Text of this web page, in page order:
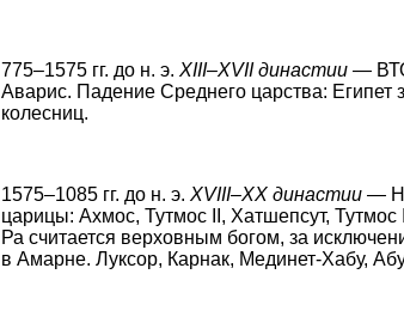
775–1575 гг. до н. э. XIII–XVII династии —
Аварис. Падение Среднего царства:
колесниц.
1575–1085 гг. до н. э. XVIII–XX династии —
царицы: Ахмос, Тутмос II, Хатшепсут,
Ра считается верховным богом, за
в Амарне. Луксор, Карнак, Мединет-Хабу,